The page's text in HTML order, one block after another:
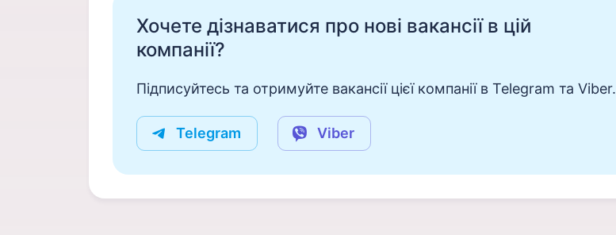
Хочете дізнаватися про нові вакансії в цій
компанії?
Підписуйтесь та отримуйте вакансії цієї компанії в Telegram та Viber.
Telegram Viber